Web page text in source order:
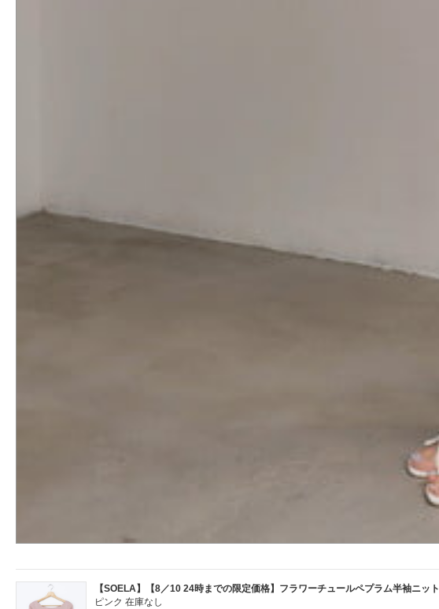
【SOELA】【8／10 24時までの限定価格】フラワーチュールペプラム半袖ニット
ピンク 在庫なし